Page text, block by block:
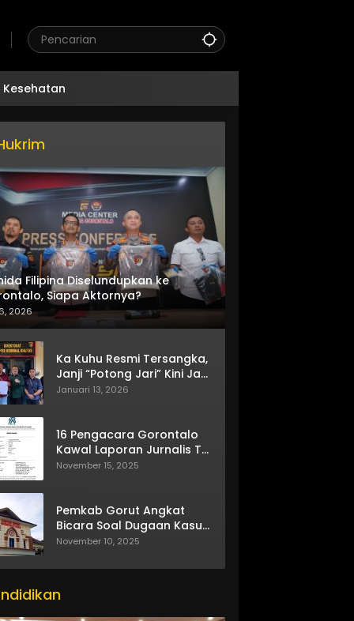
Kesehatan
Filipina Diselundupkan ke
Siapa Aktornya?
2026
Ka Kuhu Resmi Tersangka,
Janji “Potong Jari” Kini Jadi
Bumerang
Januari 13, 2026
16 Pengacara Gorontalo
Kawal Laporan Jurnalis TV
One
November 15, 2025
Pemkab Gorut Angkat
Bicara Soal Dugaan Kasus
Asusila Oknum ASN
November 10, 2025